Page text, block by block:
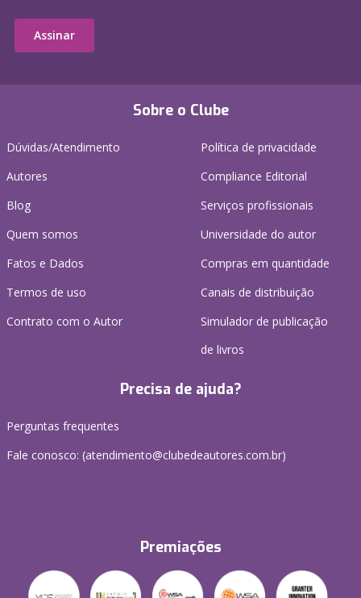
Sobre o Clube
Dúvidas/Atendimento
Autores
Blog
Quem somos
Fatos e Dados
Termos de uso
Contrato com o Autor
Política de privacidade
Compliance Editorial
Serviços profissionais
Universidade do autor
Compras em quantidade
Canais de distribuição
Simulador de publicação
de livros
Precisa de ajuda?
Perguntas frequentes
Fale conosco: (atendimento@clubedeautores.com.br)
Premiações
Assinar